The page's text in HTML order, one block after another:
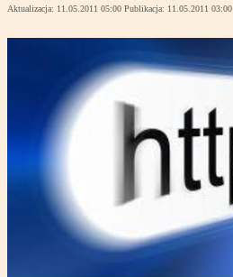
Aktualizacja: 11.05.2011 05:00 Publikacja: 11.05.2011 03:00